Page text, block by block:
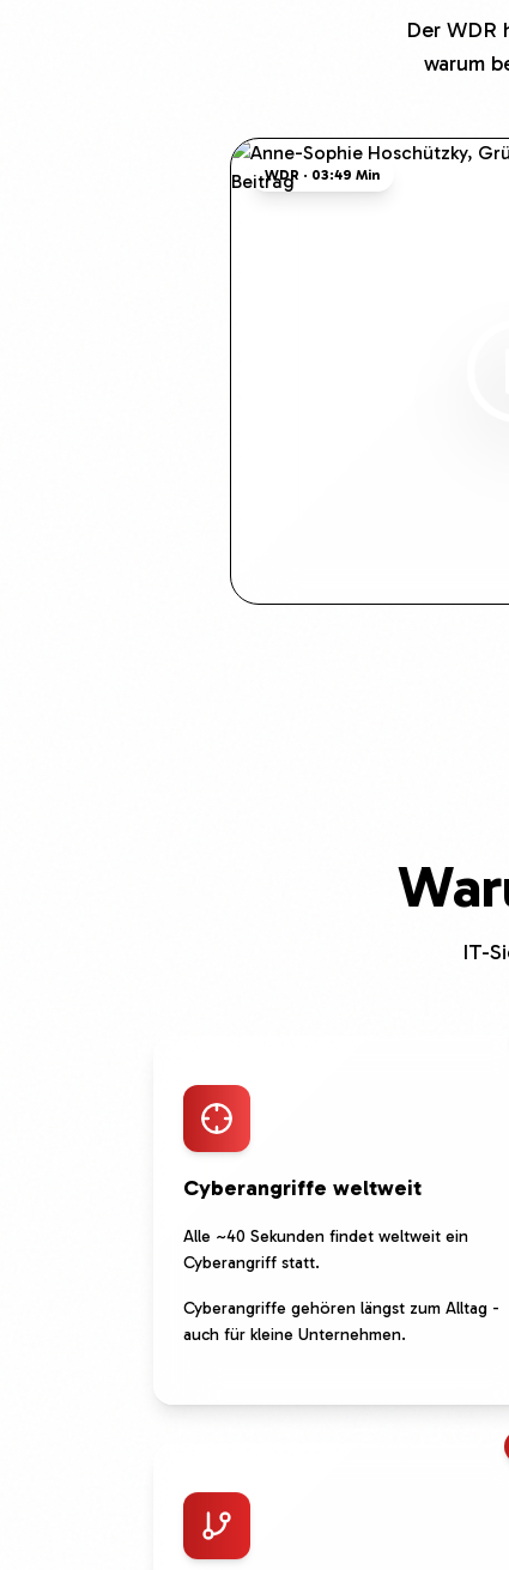
Der WDR
warum
WDR · 03:49 Min
IT-
Cyberangriffe weltweit
Alle ~40 Sekunden findet weltweit ein
Cyberangriff statt.
Cyberangriffe gehören längst zum Alltag -
auch für kleine Unternehmen.